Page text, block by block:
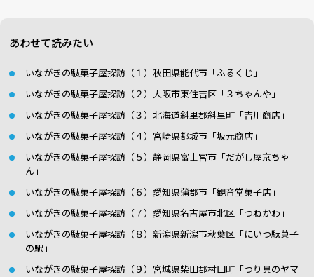
あわせて読みたい
いながきの駄菓子屋探訪（１）秋田県能代市「ふるくじ」
いながきの駄菓子屋探訪（２）大阪市東住吉区「３ちゃんや」
いながきの駄菓子屋探訪（３）北海道斜里郡斜里町「吉川商店」
いながきの駄菓子屋探訪（４）宮崎県都城市「坂元商店」
いながきの駄菓子屋探訪（５）静岡県富士宮市「だがし屋京ちゃ
ん」
いながきの駄菓子屋探訪（６）愛知県蒲郡市「観音堂菓子店」
いながきの駄菓子屋探訪（７）愛知県名古屋市北区「つねかわ」
いながきの駄菓子屋探訪（８）新潟県新潟市秋葉区「にいつ駄菓子
の駅」
いながきの駄菓子屋探訪（９）宮城県柴田郡村田町「つり具のヤマ